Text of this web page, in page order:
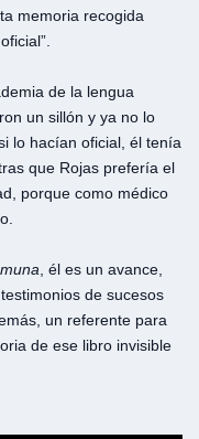
memoria recogida
de la lengua
un sillón y ya no lo
lo hacían oficial, él tenía
que Rojas prefería el
porque como médico
, él es un avance,
de sucesos
un referente para
de ese libro invisible